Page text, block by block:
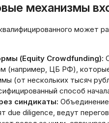
механизмы
может
(Equity Crowdfunding):
(например, ЦБ РФ),
(от нескольких тысяч
способ
синдикаты:
due diligence, ведут